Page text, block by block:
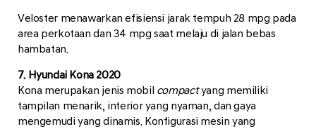
Veloster menawarkan efisiensi jarak tempuh 28 mpg pada
area perkotaan dan 34 mpg saat melaju di jalan bebas
hambatan.
7. Hyundai Kona 2020
Kona merupakan jenis mobil compactyang memiliki
tampilan menarik, interior yang nyaman, dan gaya
mengemudi yang dinamis. Konfigurasi mesin yang